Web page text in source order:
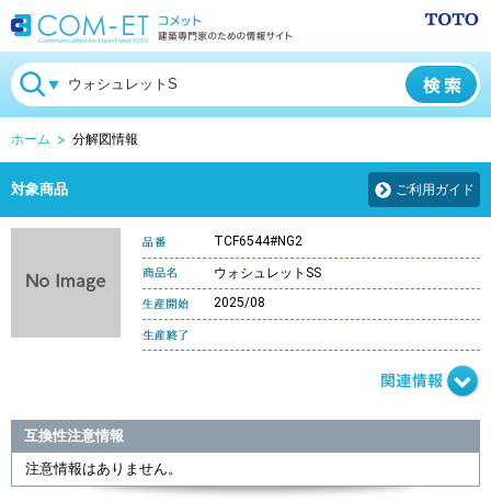
ホーム 分解図情報
対象商品 ご利用ガイド
TCF6544#NG2
ウォシュレットSS
2025/08
互換性注意情報
注意情報はありません。